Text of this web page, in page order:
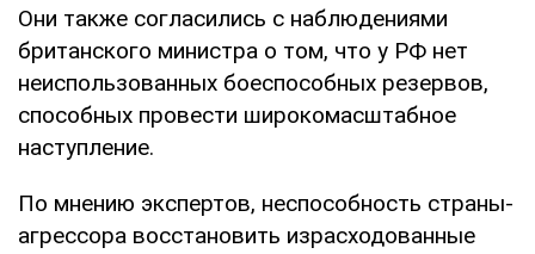
Они также согласились с наблюдениями
британского министра о том, что у РФ нет
неиспользованных боеспособных резервов,
способных провести широкомасштабное
наступление.
По мнению экспертов, неспособность страны-
агрессора восстановить израсходованные